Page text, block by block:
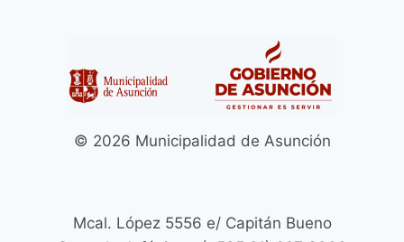
LIMPIEZA
© 2026 Municipalidad de Asunción
Mcal. López 5556 e/ Capitán Bueno